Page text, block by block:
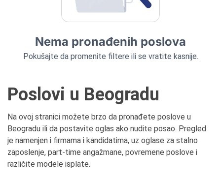
Nema pronađenih poslova
Pokušajte da promenite filtere ili se vratite kasnije.
Poslovi u Beogradu
Na ovoj stranici možete brzo da pronađete poslove u
Beogradu ili da postavite oglas ako nudite posao. Pregled
je namenjen i firmama i kandidatima, uz oglase za stalno
zaposlenje, part-time angažmane, povremene poslove i
različite modele isplate.